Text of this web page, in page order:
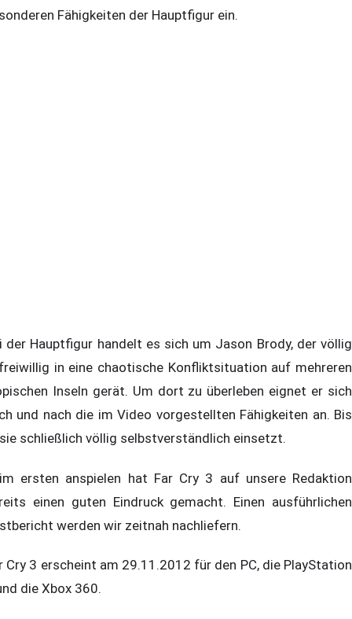
Fähigkeiten der Hauptfigur ein.
der Hauptfigur handelt es sich um Jason Brody, der völlig
in eine chaotische Konfliktsituation auf mehreren
Inseln gerät. Um dort zu überleben eignet er sich
und nach die im Video vorgestellten Fähigkeiten an. Bis
schließlich völlig selbstverständlich einsetzt.
ersten anspielen hat Far Cry 3 auf unsere Redaktion
einen guten Eindruck gemacht. Einen ausführlichen
werden wir zeitnah nachliefern.
Cry 3 erscheint am 29.11.2012 für den PC, die PlayStation
die Xbox 360.